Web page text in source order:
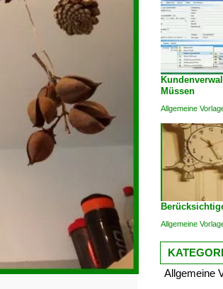
Müssen
Allgemeine
Allgemeine
Allgemeine